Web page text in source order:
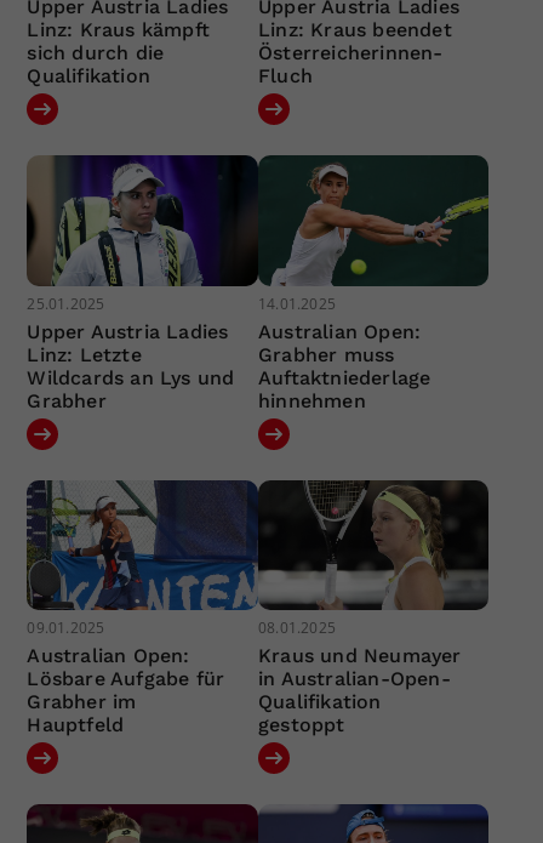
Upper Austria Ladies
Linz: Kraus kämpft
sich durch die
Qualifikation
Upper Austria Ladies
Linz: Kraus beendet
Österreicherinnen-
Fluch
25.01.2025
Upper Austria Ladies
Linz: Letzte
Wildcards an Lys und
Grabher
14.01.2025
Australian Open:
Grabher muss
Auftaktniederlage
hinnehmen
09.01.2025
Australian Open:
Lösbare Aufgabe für
Grabher im
Hauptfeld
08.01.2025
Kraus und Neumayer
in Australian-Open-
Qualifikation
gestoppt